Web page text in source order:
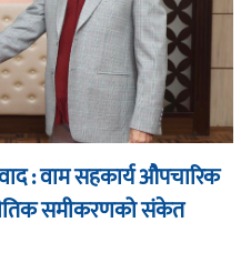
: वाम सहकार्य औपचारिक
समीकरणको संकेत